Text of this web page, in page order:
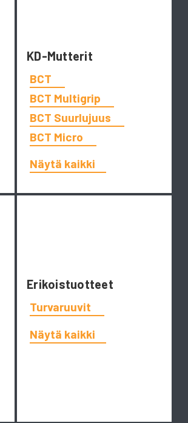
KD-Mutterit
BCT
BCT Multigrip
BCT Suurlujuus
BCT Micro
Näytä kaikki
Erikoistuotteet
Turvaruuvit
Näytä kaikki